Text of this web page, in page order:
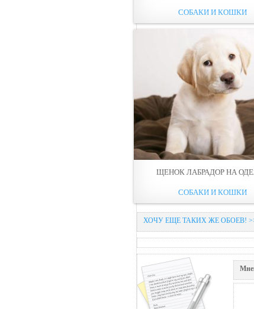
СОБАКИ И КОШКИ
ЩЕНОК ЛАБРАДОР НА
СОБАКИ И КОШКИ
ХОЧУ ЕЩЕ ТАКИХ ЖЕ ОБОЕВ!